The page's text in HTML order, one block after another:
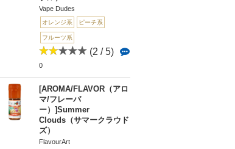
Vape Dudes
オレンジ系 ピーチ系
フルーツ系
(2 / 5)
0
[AROMA/FLAVOR（アロ
マ/フレーバ
ー）]Summer
Clouds（サマークラウド
ズ）
FlavourArt
(3.5 /
& PE
0
トピーチー）